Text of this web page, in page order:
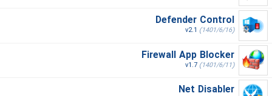
Defender Control
v2.1 (1401/6/16)
Firewall App Blocker
v1.7 (1401/6/11)
Net Disabler